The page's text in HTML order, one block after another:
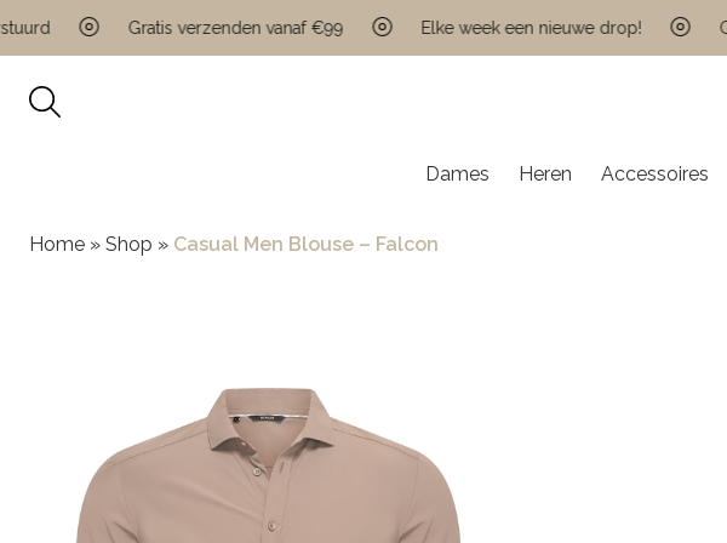
Gratis verzenden vanaf €99 Elke week een nieuwe drop!
Dames Heren Accessoires
Home » Shop » Casual Men Blouse – Falcon